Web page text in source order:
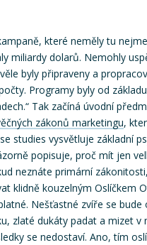
které neměly tu
miliardy dolarů. Nemohly
byly připraveny a
Programy byly od
Tak začíná úvodní
zákonů marketingu,
studies vysvětluje základní
popisuje, proč mít jen
neznáte primární
klidně kouzelným Oslíčkem
Nešťastné zvíře se bude
zlaté dukáty padat a mizet v
se nedostaví. Ano, tím